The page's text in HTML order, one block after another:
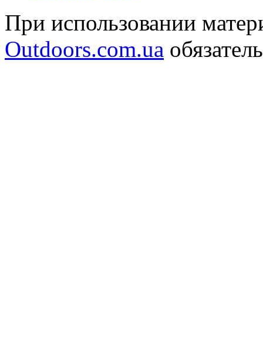
При использовании
Outdoors.com.ua